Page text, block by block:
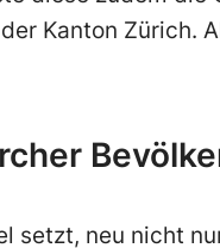
Kanton Zürich.
setzt, neu nicht